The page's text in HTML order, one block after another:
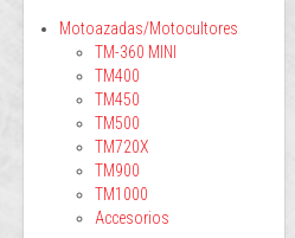
Motoazadas/Motocultores
TM-360 MINI
TM400
TM450
TM500
TM720X
TM900
TM1000
Accesorios